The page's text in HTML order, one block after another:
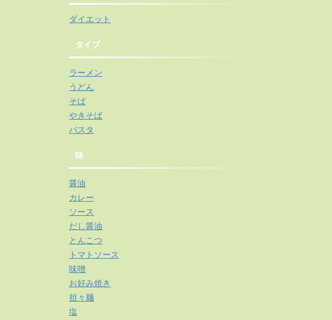
ダイエット
タイプ
ラーメン
うどん
そば
やきそば
パスタ
味
醤油
カレー
ソース
だし醤油
とんこつ
トマトソース
味噌
お好み焼き
担々麺
塩